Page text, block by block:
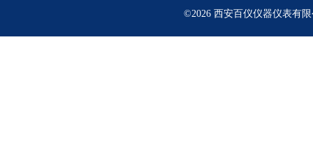
©2026 西安百仪仪器仪表有